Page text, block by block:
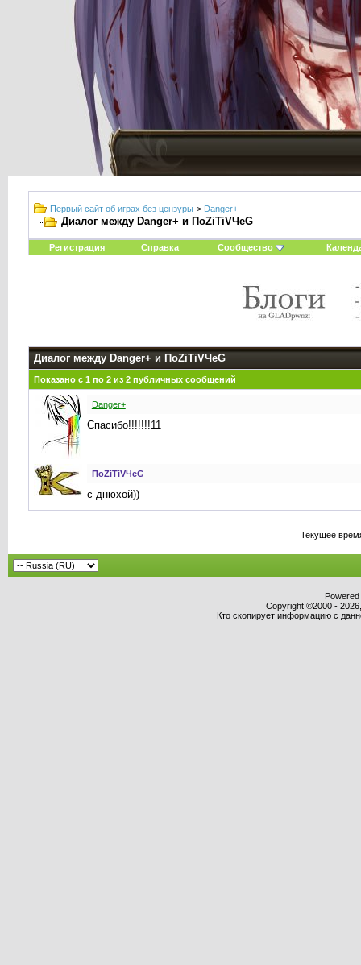
Первый сайт об играх без цензуры > Danger+
Диалог между Danger+ и ПоZiTiVЧeG
Регистрация Справка Сообщество
Диалог между Danger+ и ПоZiTiVЧeG
Показано с 1 по 2из 2публичных сообщений
Danger+
Спасибо!!!!!!!11
ПоZiTiVЧeG
с днюхой))
Текущее
Copyright ©2000 -
Кто скопирует информацию с